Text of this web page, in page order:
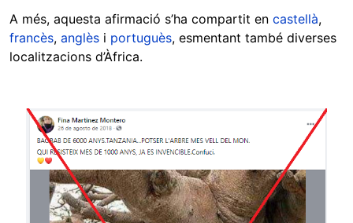
A més, aquesta afirmació s’ha compartit en castellà,
francès, anglès i portuguès, esmentant també diverses
localitzacions d’Àfrica.
Image